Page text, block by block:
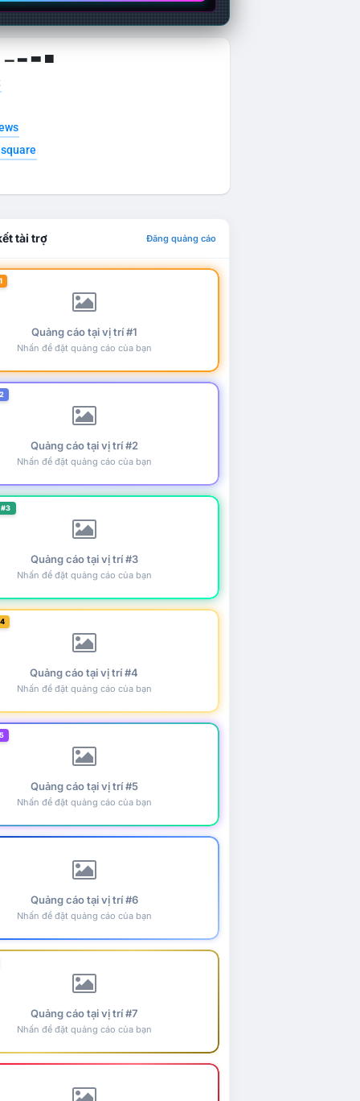
▁ ▂ ▃ ▄
tài trợ Đăng quảng cáo
Quảng cáo tại vị trí #1
Nhấn để đặt quảng cáo của bạn
Quảng cáo tại vị trí #2
Nhấn để đặt quảng cáo của bạn
Quảng cáo tại vị trí #3
Nhấn để đặt quảng cáo của bạn
Quảng cáo tại vị trí #4
Nhấn để đặt quảng cáo của bạn
Quảng cáo tại vị trí #5
Nhấn để đặt quảng cáo của bạn
Quảng cáo tại vị trí #6
Nhấn để đặt quảng cáo của bạn
Quảng cáo tại vị trí #7
Nhấn để đặt quảng cáo của bạn